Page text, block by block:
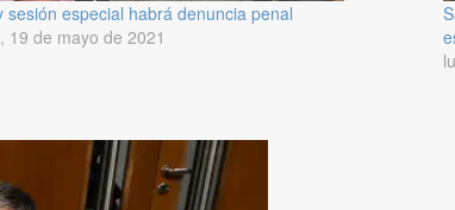
sesión especial habrá denuncia penal
19 de mayo de 2021